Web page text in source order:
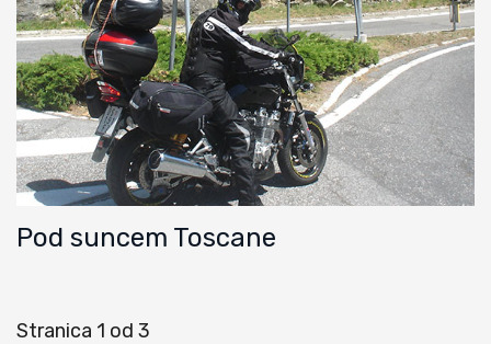
Pod suncem Toscane
Stranica 1 od 3